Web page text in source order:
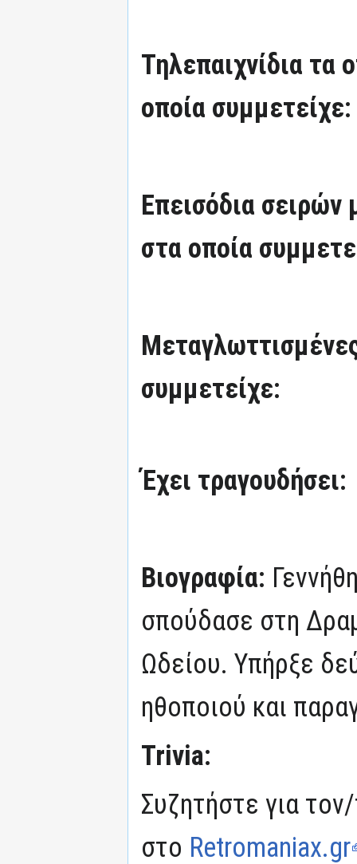
Τηλεπαιχνίδια τα
οποία συμμετείχε:
Επεισόδια
στα οποία
συμμετείχε:
Έχει τραγουδήσει:
Βιογραφία:
σπούδασε στη
Ωδείου. Υπήρξε
ηθοποιού και
Trivia:
Συζητήστε για
στο Retromaniax.gr